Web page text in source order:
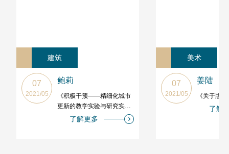
建筑
07
2021/05
鲍莉
《积极干预——精细化城市
更新的教学实验与研究实
了解更多
美术
07
2021/05
姜陆
《关于版
了解